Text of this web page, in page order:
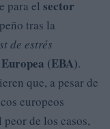
para el sector
tras la
de estrés
(EBA).
que, a pesar de
europeos
de los casos,